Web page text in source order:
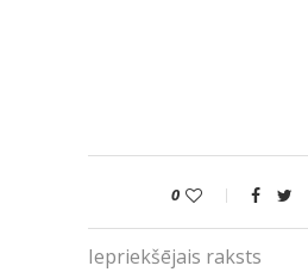
0
Iepriekšējais raksts